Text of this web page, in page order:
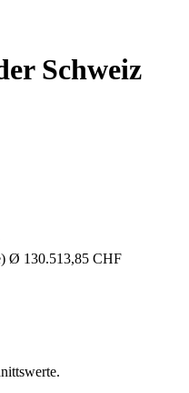
Schweiz
Ø 130.513,85 CHF